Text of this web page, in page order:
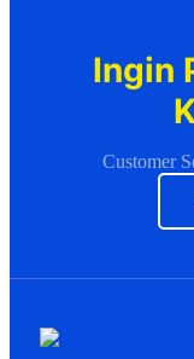
Ingin
Customer